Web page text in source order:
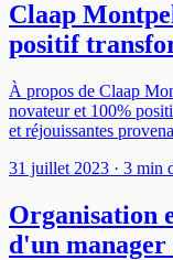
Claap
positif
À propos de Claap
novateur et 100%
et réjouissantes
31 juillet 2023 · 3 min
Organisation
d'un manager